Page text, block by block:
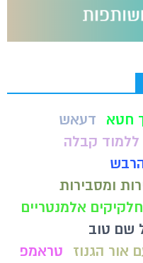
חטא
דעאש
ללמוד קבלה
ומסבירות
חלקיקים אלמנטריים
שם טוב
אור הגנוז
טראמפ